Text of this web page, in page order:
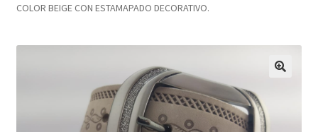
COLOR BEIGE CON ESTAMAPADO DECORATIVO.